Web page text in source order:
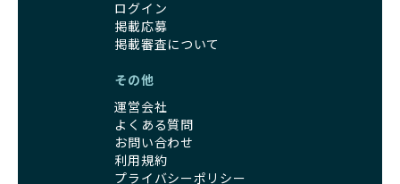
BreederFamiliesに登録されているブリーダーは、子犬が心
身ともに健康に育つための環境づくりに全力を注いでいま
遺伝的なリスクを最小限に抑えた繁殖計画、栄養バランスが
考えられた食事、子犬がのびのびと動ける適度な運動環境、
さらに獣医師と連携した健康管理まで徹底しています。
その結果、BreederFamiliesを通じてお迎えする子犬は、元
気で健康なスタートを切れることが大きな魅力です。
子犬の社会性は、家庭でのしつけをスムーズにする重要なポ
優良ブリーダーは、こうした流行に流されず、ワンちゃんの
健康を最優先に考えています。特に小さいワンちゃんやレア
カラーの子犬を販売する場合は、健康リスクを十分に理解
事管理もしっかり行い、成長に必要な栄養を確保するなど、
ワンちゃんの健康を第一にした繁殖を心がけています。
「見た目以上に健康重視」の詳細はこちら
引退犬とは、繁殖期を終えたワンちゃんたちのことを指しま
ログイン
掲載応募
掲載審査について
その他
運営会社
よくある質問
お問い合わせ
利用規約
プライバシーポリシー